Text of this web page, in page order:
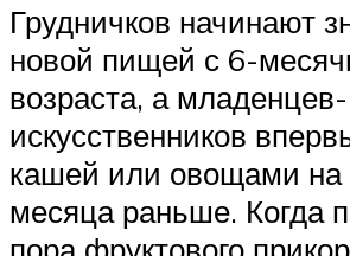
Грудничков начинают
новой пищей с 6-
возраста, а младенцев-
искусственников
кашей или овощами на
месяца раньше. Когда